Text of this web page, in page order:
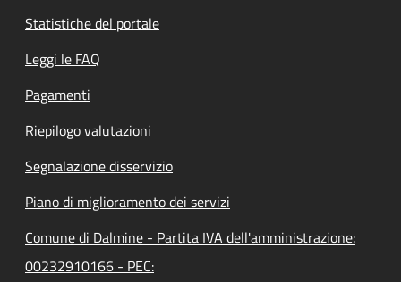
Statistiche del portale
Leggi le FAQ
Pagamenti
Riepilogo valutazioni
Segnalazione disservizio
Piano di miglioramento dei servizi
Comune di Dalmine - Partita IVA dell'amministrazione:
00232910166 - PEC: